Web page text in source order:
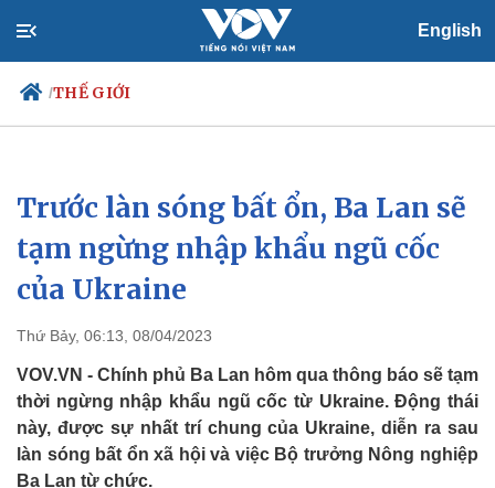
English
/THẾ GIỚI
Chính trị
Tổ chức nhân sự
Quốc hội
Xã hội
Tin 24h
Dự báo thời tiết
Trước làn sóng bất ổn, Ba Lan sẽ
tạm ngừng nhập khẩu ngũ cốc
của Ukraine
Thứ Bảy, 06:13, 08/04/2023
VOV.VN - Chính phủ Ba Lan hôm qua thông báo sẽ tạm
thời ngừng nhập khẩu ngũ cốc từ Ukraine. Động thái
này, được sự nhất trí chung của Ukraine, diễn ra sau
làn sóng bất ổn xã hội và việc Bộ trưởng Nông nghiệp
Ba Lan từ chức.